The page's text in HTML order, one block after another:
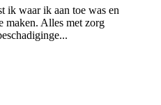
ik waar ik aan toe was en
maken. Alles met zorg